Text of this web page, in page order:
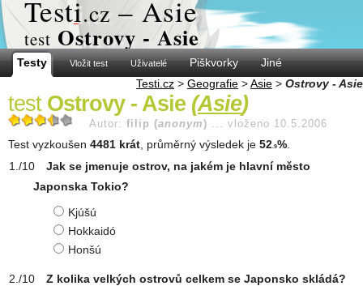
Testi.cz – Asie
test Ostrovy - Asie
Testy Vložit test Uživatelé Piškvorky
Jiné
Testi.cz > Geografie >Asie > Ostrovy - Asie
test Ostrovy - Asie (Asie)
Autor: filip (anonym ) ... vloženo 10.5.2006
Test vyzkoušen 4481 krát , průměrný výsledek je 52 .9%
Jak se jmenuje ostrov, na jakém je hlavní město
Japonska Tokio?
Kjúšú
Hokkaidó
Honšú
Z kolika velkých ostrovů celkem se Japonsko skládá?